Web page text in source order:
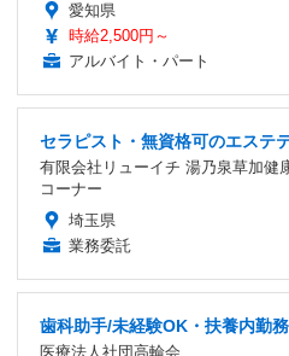
愛知県
時給2,500円～
アルバイト・パート
セラピスト・無資格可のエステ
有限会社リューイチ 湯乃泉草加健
コーナー
埼玉県
業務委託
歯科助手/未経験OK・扶養内勤
医療法人社団高輪会